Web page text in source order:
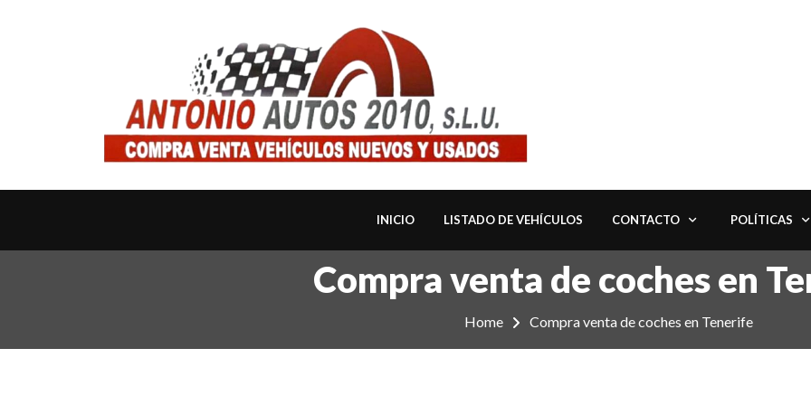
INICIO LISTADO DE VEHÍCULOS CONTACTO POLÍTICAS
Compra venta de coches en
Home Compra venta de coches en Tenerife